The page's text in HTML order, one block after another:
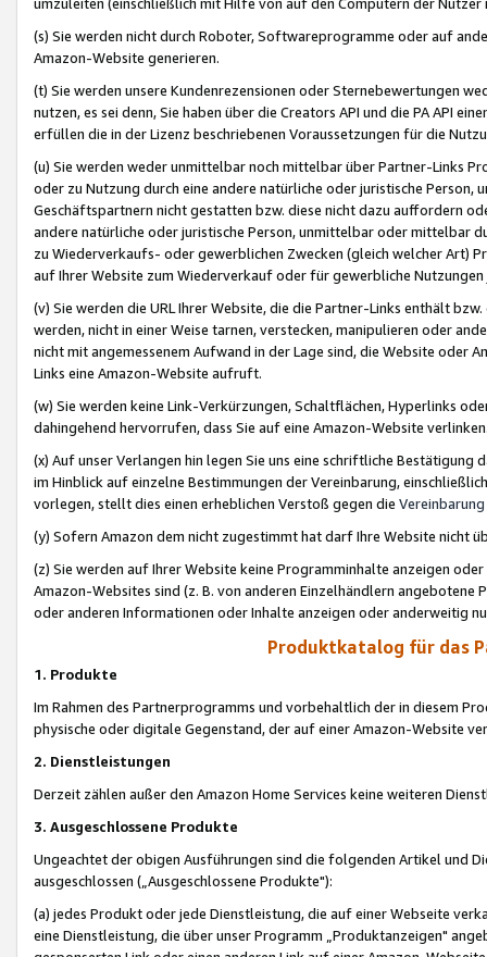
(s) Sie werden nicht durch Roboter, Softwareprogramme oder auf
Amazon-Website generieren.
(t) Sie werden unsere Kundenrezensionen oder Sternebewertungen
nutzen, es sei denn, Sie haben über die Creators API und die PA API
erfüllen die in der Lizenz beschriebenen Voraussetzungen für die
(u) Sie werden weder unmittelbar noch mittelbar über Partner-Links
oder zu Nutzung durch eine andere natürliche oder juristische
Geschäftspartnern nicht gestatten bzw. diese nicht dazu auffordern
andere natürliche oder juristische Person, unmittelbar oder mittelbar
zu Wiederverkaufs- oder gewerblichen Zwecken (gleich welcher Art)
auf Ihrer Website zum Wiederverkauf oder für gewerbliche
(v) Sie werden die URL Ihrer Website, die die Partner-Links enthält
werden, nicht in einer Weise tarnen, verstecken, manipulieren oder
nicht mit angemessenem Aufwand in der Lage sind, die Website oder
Links eine Amazon-Website aufruft.
(w) Sie werden keine Link-Verkürzungen, Schaltflächen, Hyperlinks
dahingehend hervorrufen, dass Sie auf eine Amazon-Website
(x) Auf unser Verlangen hin legen Sie uns eine schriftliche
im Hinblick auf einzelne Bestimmungen der Vereinbarung,
vorlegen, stellt dies einen erheblichen Verstoß gegen die Vereinbarung
(y) Sofern Amazon dem nicht zugestimmt hat darf Ihre Website nicht
(z) Sie werden auf Ihrer Website keine Programminhalte anzeigen
Amazon-Websites sind (z. B. von anderen Einzelhändlern
oder anderen Informationen oder Inhalte anzeigen oder anderweitig
Produktkatalog für das
1. Produkte
Im Rahmen des Partnerprogramms und vorbehaltlich der in diesem
physische oder digitale Gegenstand, der auf einer Amazon-Website
2. Dienstleistungen
Derzeit zählen außer den Amazon Home Services keine weiteren
3. Ausgeschlossene Produkte
Ungeachtet der obigen Ausführungen sind die folgenden Artikel und
ausgeschlossen („Ausgeschlossene Produkte"):
(a) jedes Produkt oder jede Dienstleistung, die auf einer Webseite
eine Dienstleistung, die über unser Programm „Produktanzeigen"